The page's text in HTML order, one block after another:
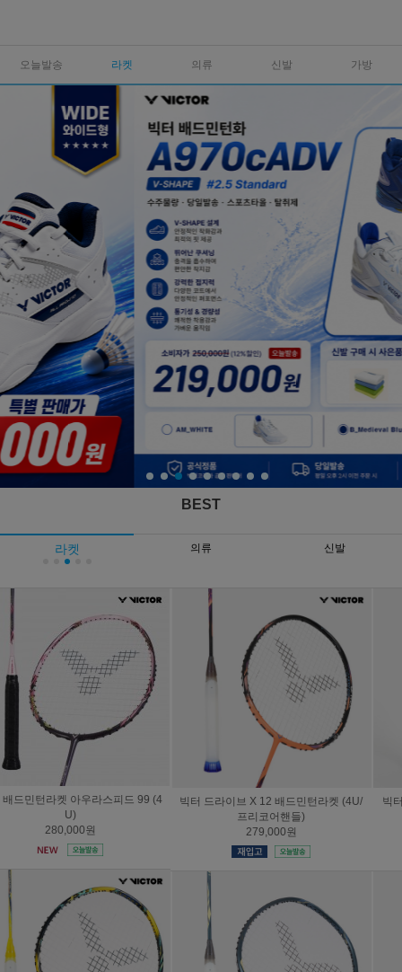
오늘발송 라켓 의류 신발 가방
BEST
라켓 의류 신발
빅터 드라이브 X 12 배드민턴라켓 (4U/
프리코어핸들)
279,000원
빅터 라켓 아우라스피드 팬텀 F (4U/프
리코어핸들)
239,000원